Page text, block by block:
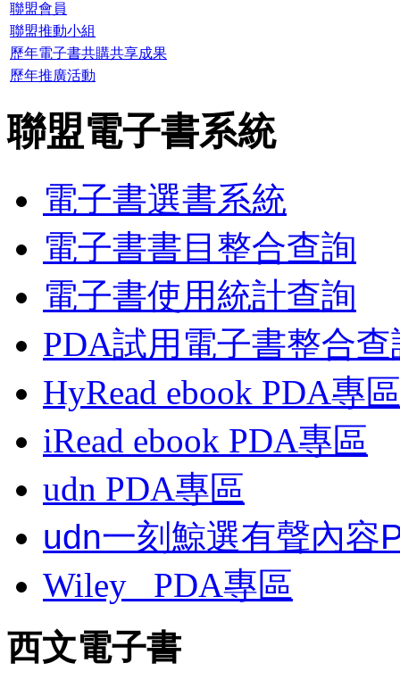
聯盟會員
聯盟推動小組
歷年電子書共購共享成果
歷年推廣活動
聯盟電子書系統
電子書選書系統
電子書書目整合查詢
電子書使用統計查詢
PDA試用電子書整合查
HyRead ebook PDA專區
iRead ebook PDA專區
udn PDA專區
udn一刻鯨選有聲內容
Wiley
PDA專區
西文電子書